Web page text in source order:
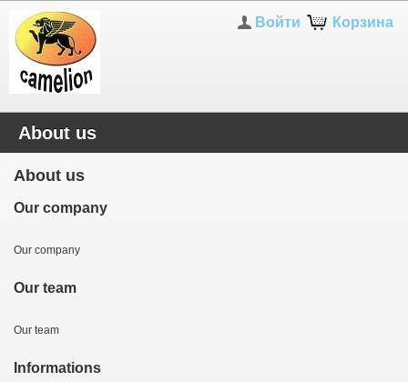
Корзина
Войти
About us
About us
Our company
Our company
Our team
Our team
Informations